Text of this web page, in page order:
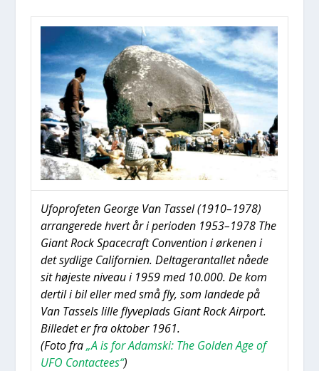
Ufopro­fe­ten Geor­ge Van Tas­sel (1910–1978)
arran­ge­re­de hvert år i peri­o­den 1953–1978 The
Giant Rock Spa­cecraft Con­ven­tion i ørke­nen i
det syd­li­ge Cali­for­ni­en. Del­ta­ge­ran­tal­let nåe­de
sit høje­ste niveau i 1959 med 10.000. De kom
der­til i bil eller med små fly, som lan­de­de på
Van Tas­sels lil­le fly­ve­plads Giant Rock Air­port.
Bil­le­det er fra okto­ber 1961.
(Foto fra„A is for Adam­ski: The Gol­den Age of
UFO Con­ta­cte­es“)